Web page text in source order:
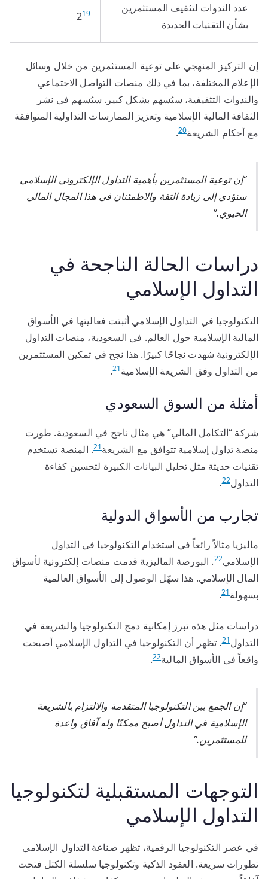
عدد الندوات لتثقيف المستثمرين
بشأن التقنيات الجديدة
219
إن التركيز المنهجي على توعية المستثمرين من خلال وسائل
الإعلام المختلفة، بما في ذلك منصات التواصل الاجتماعي
والندوات التثقيفية، سيُسهم بشكل كبير. سيُسهم في نشر
الثقافة المالية الإسلامية وتعزيز الممارسات التداولية المتوافقة
مع أحكام الشريعة20
.
“إن توعية المستثمرين بأهمية التداول الإلكتروني الإسلامي
ستؤدي إلى زيادة الثقة والاطمئنان في هذا المجال المالي
الحيوي.”
دراسات الحالة الناجحة في
التداول الإسلامي
التكنولوجيا في التداول الإسلامي أثبتت فعاليتها في الأسواق
المالية الإسلامية حول العالم. في السعودية، منصات التداول
الإلكترونية شهدت نجاحًا كبيرًا. هذا نجح في تمكين المستثمرين
من التداول وفق الشريعة الإسلامية21
.
أمثلة من السوق السعودي
شركة “التكامل المالي” هي مثال ناجح في السعودية. طورت
منصة تداول إسلامية تتوافق مع الشريعة21. المنصة تستخدم
تقنيات حديثة مثل تحليل البيانات الكبيرة لتحسين كفاءة
التداول22
.
تجارب من الأسواق الدولية
ماليزيا مثالاً رائعاً في استخدام التكنولوجيا في التداول
الإسلامي22. البورصة الماليزية قدمت منصات إلكترونية لأسواق
المال الإسلامي. هذا سهّل الوصول إلى الأسواق العالمية
بسهولة21
.
دراسات مثل هذه تبرز إمكانية دمج التكنولوجيا والشريعة في
التداول21. تظهر أن التكنولوجيا في التداول الإسلامي أصبحت
واقعاً في الأسواق المالية22
.
“إن الجمع بين التكنولوجيا المتقدمة والالتزام بالشريعة
الإسلامية في التداول أصبح ممكنًا وله آفاق واعدة
للمستثمرين.”
التوجهات المستقبلية لتكنولوجيا
التداول الإسلامي
في عصر التكنولوجيا الرقمية، تظهر صناعة التداول الإسلامي
تطورات سريعة. العقود الذكية وتكنولوجيا سلسلة الكتل فتحت